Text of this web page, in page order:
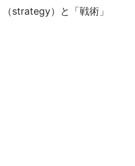
strategy）と「戦術」